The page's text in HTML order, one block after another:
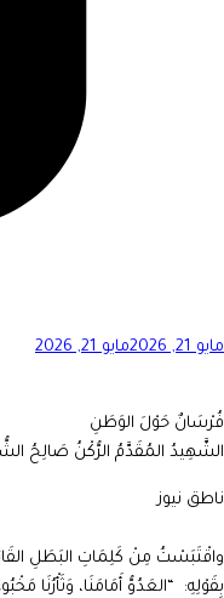
مايو 21, 2026 مايو 21, 2026
فُرْسَانٌ حَوْلَ الوَطَنِ
الشَّهِيدُ المُقَدَّمُ الرُّكْنُ صَالِحُ
ناطق نيوز
واقْتَبَسْتُ مِنْ كَلِمَاتِ البَطَلِ